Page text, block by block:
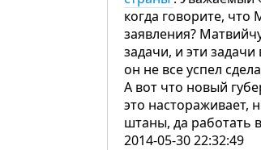
когда говорите, что
заявления?
задачи, и эти
он не все успел
А вот что новый
это настораживает,
штаны, да работать
2014-05-30 22:32:49